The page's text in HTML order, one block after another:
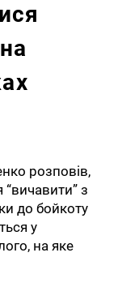
розповів,
з
до бойкоту
у
на яке